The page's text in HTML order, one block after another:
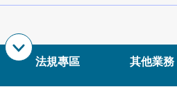
法規專區 其他業務